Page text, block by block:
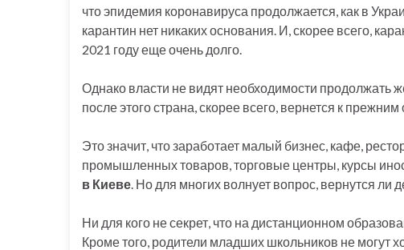
что эпидемия коронавируса продолжается, как в
карантин нет никаких основания. И, скорее всего,
2021 году еще очень долго.
Однако власти не видят необходимости продолжать
после этого страна, скорее всего, вернется к
Это значит, что заработает малый бизнес, кафе,
промышленных товаров, торговые центры, курсы
в Киеве. Но для многих волнует вопрос, вернутся ли
Ни для кого не секрет, что на дистанционном
Кроме того, родители младших школьников не могут